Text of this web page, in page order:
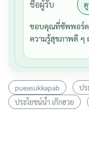
ชื่อผู้รับ
ขอบคุณที่ซัพพอร์ต
ความรู้สุขภาพดี ๆ
pueasukkapab
ปร
ประโยชน์น้ำ เก๊กฮวย